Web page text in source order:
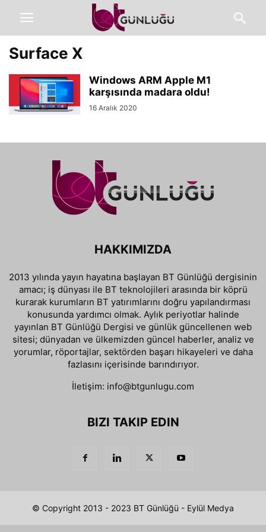
Surface X
Windows ARM Apple M1
karşısında madara oldu!
16 Aralık 2020
HAKKIMIZDA
2013 yılında yayın hayatına başlayan BT Günlüğü dergisinin
amacı; iş dünyası ile BT teknolojileri arasında bir köprü
kurarak kurumların BT yatırımlarını doğru yapılandırması
konusunda yardımcı olmak. Aylık periyotlar halinde
yayınlan BT Günlüğü Dergisi ve günlük güncellenen web
sitesi; dünyadan ve ülkemizden güncel haberler, analiz ve
yorumlar, röportajlar, sektörden başarı hikayeleri ve daha
fazlasını içerisinde barındırıyor.
İletişim: info@btgunlugu.com
BIZI TAKIP EDIN
© Copyright 2013 - 2023 BT Günlüğü - Eylül Medya